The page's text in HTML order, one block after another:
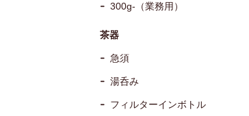
300g-（業務用）
茶器
急須
湯呑み
フィルターインボトル